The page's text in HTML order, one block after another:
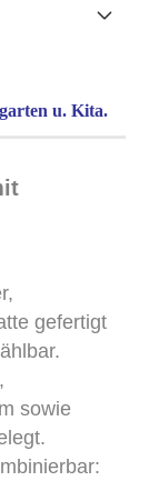
u. Kita.
gefertigt
sowie